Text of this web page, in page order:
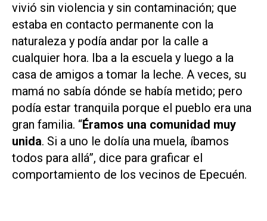
vivió sin violencia y sin contaminación; que
estaba en contacto permanente con la
naturaleza y podía andar por la calle a
cualquier hora. Iba a la escuela y luego a la
casa de amigos a tomar la leche. A veces, su
mamá no sabía dónde se había metido; pero
podía estar tranquila porque el pueblo era una
gran familia. “Éramos una comunidad muy
unida. Si a uno le dolía una muela, íbamos
todos para allá”, dice para graficar el
comportamiento de los vecinos de Epecuén.